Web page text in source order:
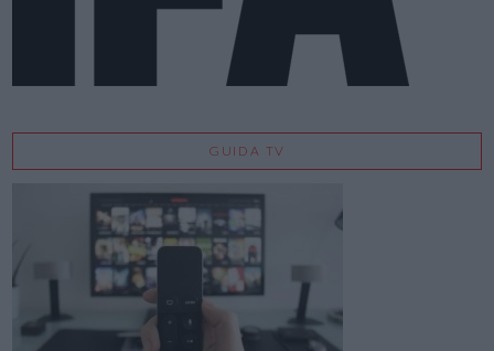
GUIDA TV